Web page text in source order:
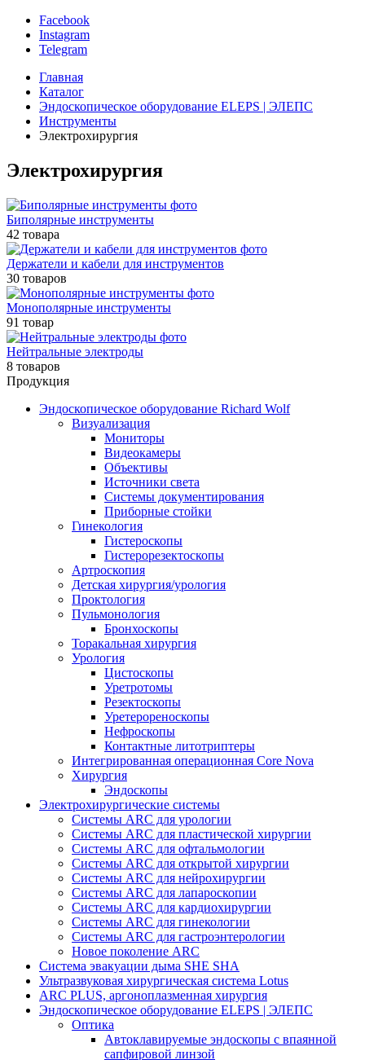
Facebook
Instagram
Telegram
Главная
Каталог
Эндоскопическое оборудование ELEPS | ЭЛЕПС
Инструменты
Электрохирургия
Электрохирургия
Биполярные инструменты
42 товара
Держатели и кабели для инструментов
30 товаров
Монополярные инструменты
91 товар
Нейтральные электроды
8 товаров
Продукция
Эндоскопическое оборудование Richard Wolf
Визуализация
Мониторы
Видеокамеры
Объективы
Источники света
Системы документирования
Приборные стойки
Гинекология
Гистероскопы
Гистерорезектоскопы
Артроскопия
Детская хирургия/урология
Проктология
Пульмонология
Бронхоскопы
Торакальная хирургия
Урология
Цистоскопы
Уретротомы
Резектоскопы
Уретерореноскопы
Нефроскопы
Контактные литотриптеры
Интегрированная операционная Core Nova
Хирургия
Эндоскопы
Электрохирургические системы
Системы ARC для урологии
Системы ARC для пластической хирургии
Системы ARC для офтальмологии
Системы ARC для открытой хирургии
Системы ARC для нейрохирургии
Системы ARC для лапароскопии
Системы ARC для кардиохирургии
Системы ARC для гинекологии
Системы ARC для гастроэнтерологии
Новое поколение ARC
Система эвакуации дыма SHE SHA
Ультразвуковая хирургическая система Lotus
ARC PLUS, аргоноплазменная хирургия
Эндоскопическое оборудование ELEPS | ЭЛЕПС
Оптика
Автоклавируемые эндоскопы с впаянной
сапфировой линзой